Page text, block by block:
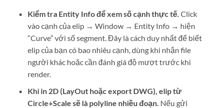
Kiểm tra Entity Info để xem số cạnh thực tế. Click
vào cạnh của elip → Window → Entity Info → hiện
“Curve” với số segment. Đây là cách duy nhất để biết
elip của bạn có bao nhiêu cạnh, dùng khi nhận file
người khác hoặc cần đánh giá độ mượt trước khi
render.
Khi in 2D (LayOut hoặc export DWG), elip từ
Circle+Scale sẽ là polyline nhiều đoạn. Nếu gửi